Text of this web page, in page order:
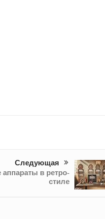
Следующая
в ретро-
стиле